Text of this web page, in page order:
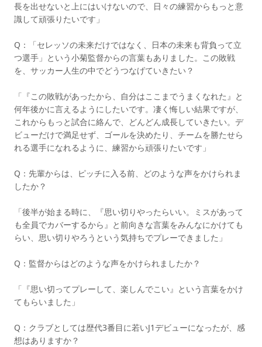
長を出せないと上にはいけないので、日々の練習からもっと意
識して頑張りたいです」
Q：「セレッソの未来だけではなく、日本の未来も背負って立
つ選手」という小菊監督からの言葉もありました。この敗戦
を、サッカー人生の中でどうつなげていきたい？
「『この敗戦があったから、自分はここまでうまくなれた』と
何年後かに言えるようにしたいです。凄く悔しい結果ですが、
これからもっと試合に絡んで、どんどん成長していきたい。デ
ビューだけで満足せず、ゴールを決めたり、チームを勝たせら
れる選手になれるように、練習から頑張りたいです」
Q：先輩からは、ピッチに入る前、どのような声をかけられま
したか？
「後半が始まる時に、『思い切りやったらいい。ミスがあって
も全員でカバーするから』と前向きな言葉をみんなにかけても
らい、思い切りやろうという気持ちでプレーできました」
Q：監督からはどのような声をかけられましたか？
「『思い切ってプレーして、楽しんでこい』という言葉をかけ
てもらいました」
Q：クラブとしては歴代3番目に若いJ1デビューになったが、感
想はありますか？